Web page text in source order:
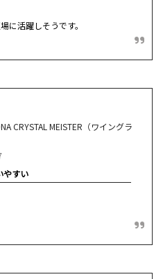
に活躍しそうです。
CRYSTAL MEISTER（ワイングラ
やすい